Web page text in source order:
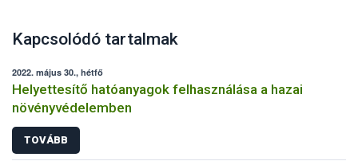
Kapcsolódó tartalmak
2022. május 30., hétfő
Helyettesítő hatóanyagok felhasználása a hazai
növényvédelemben
TOVÁBB